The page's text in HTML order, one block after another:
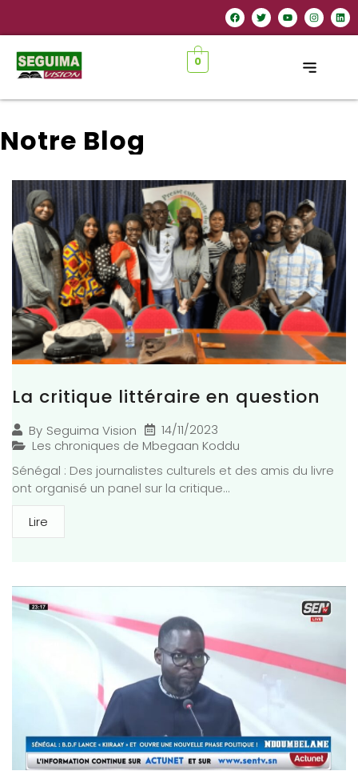
0
Notre Blog
La critique littéraire en question
By Seguima Vision
14/11/2023
Les chroniques de Mbegaan Koddu
Sénégal : Des journalistes culturels et des amis du livre
ont organisé un panel sur la critique...
Lire